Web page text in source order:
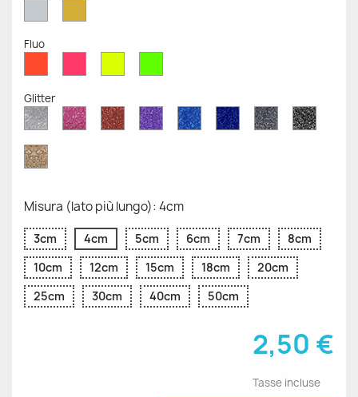
MetallizzatoMetallizzato
Fluo
Fluo
Fluo
Fluo
Fluo
Glitter
Diamante
Glitter
Rosa
Glitter
Rosso
Glitter
Viola
Glitter
Blu
Zaffiro
Blu
Cobalto
Grigio
Glitter
Nero
Glitter
Oro
Glitter
Misura (lato più lungo): 4cm
3cm 4cm 5cm 6cm 7cm
8cm
10cm
12cm 15cm 18cm
20cm
25cm
30cm 40cm 50cm
2,50 €
Tasse incluse